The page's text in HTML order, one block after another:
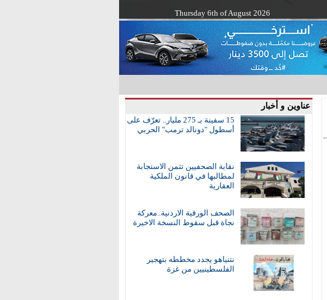
Thursday 6th of August 2026
عناوين و أخبار
15 سفينة بـ 275 مليار.. تعرّف على
أسطول "دونالد ترمب" الحربي
نقابة الصحفيين تثمن الاستجابة
لمطالبها في قانون الملكية
العقارية
الصحف الورقية الاردنية..معركة
نجاة قبل سقوط النسخة الاخيرة
نتنياهو يجدد مخططه بتهجير
الفلسطينيين من غزة